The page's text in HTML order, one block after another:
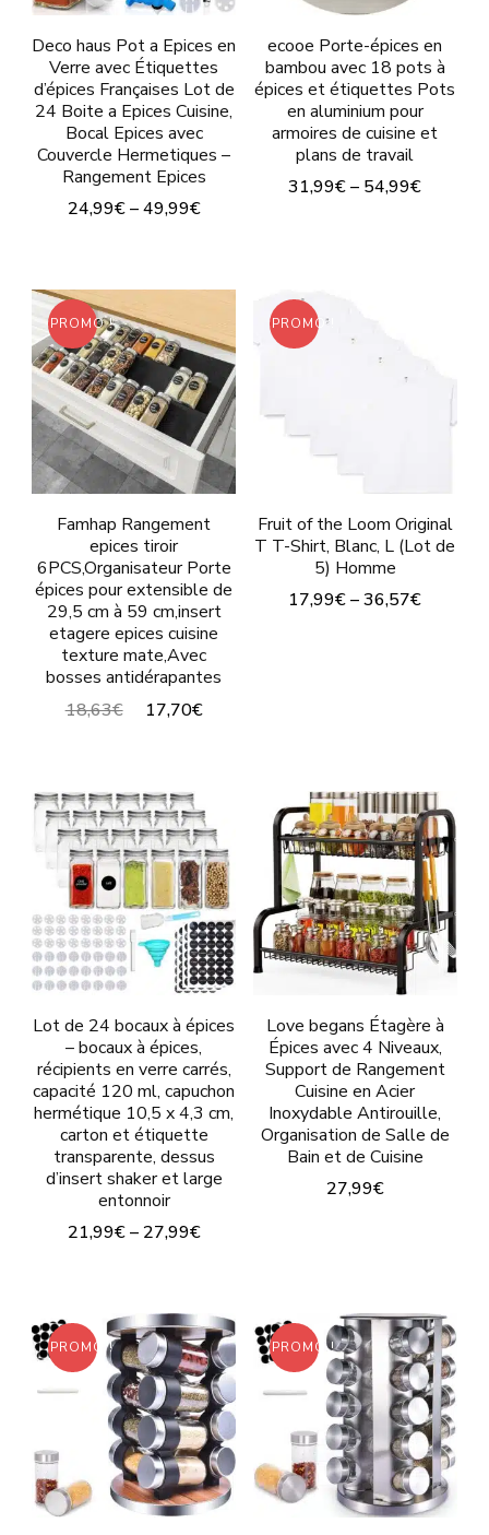
Deco haus Pot a Epices en
Verre avec Étiquettes
d’épices Françaises Lot de
24 Boite a Epices Cuisine,
Bocal Epices avec
Couvercle Hermetiques –
Rangement Epices
24,99€–49,99€
peuvent
être
choisies
produit
ecooe Porte-épices en
bambou avec 18 pots à
épices et étiquettes Pots
en aluminium pour
armoires de cuisine et
plans de travail
31,99€– 54,99€
PROMO !
Famhap Rangement
epices tiroir
6PCS,Organisateur Porte
épices pour extensible de
29,5 cm à 59 cm,insert
etagere epices cuisine
texture mate,Avec
bosses antidérapantes
18,63€
17,70€
PROMO !
Fruit of the Loom Original
T T-Shirt, Blanc, L (Lot de
5) Homme
17,99€–36,57€
Lot de 24 bocaux à épices
– bocaux à épices,
récipients en verre carrés,
capacité 120 ml, capuchon
hermétique 10,5 x 4,3 cm,
carton et étiquette
transparente, dessus
d’insert shaker et large
entonnoir
21,99€– 27,99€
produit
plusieurs
variations.
Les
peuvent
être
choisies
sur
Love begans Étagère à
Épices avec 4 Niveaux,
Support de Rangement
Cuisine en Acier
Inoxydable Antirouille,
Organisation de Salle de
Bain et de Cuisine
27,99€
PROMO ! PROMO !